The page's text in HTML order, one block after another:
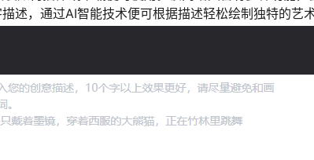
述，通过AI智能技术便可根据描述轻松绘制独特的艺